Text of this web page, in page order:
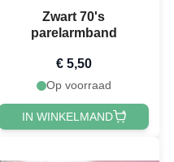
Zwart 70's
parelarmband
€ 5,50
Op voorraad
IN WINKELMAND